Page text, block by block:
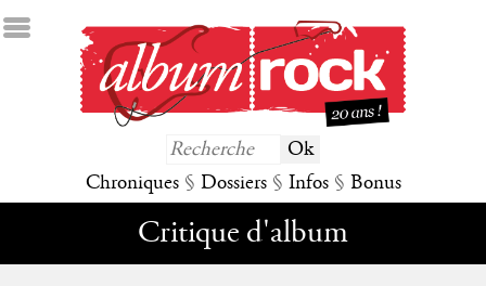
Chroniques § Dossiers § Infos § Bonus
Critique d'album